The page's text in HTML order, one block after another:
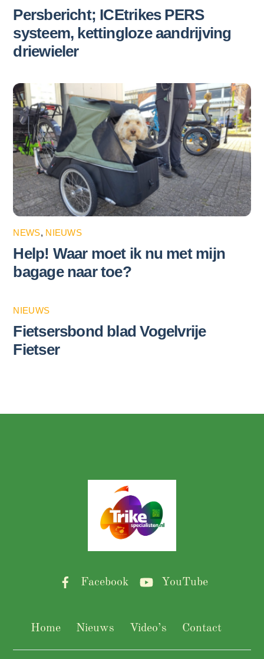
Persbericht; ICEtrikes PERS
systeem, kettingloze aandrijving
driewieler
NEWS, NIEUWS
Help! Waar moet ik nu met mijn
bagage naar toe?
NIEUWS
Fietsersbond blad Vogelvrije
Fietser
Back
To
Top
Facebook YouTube
Home Nieuws Video’s Contact